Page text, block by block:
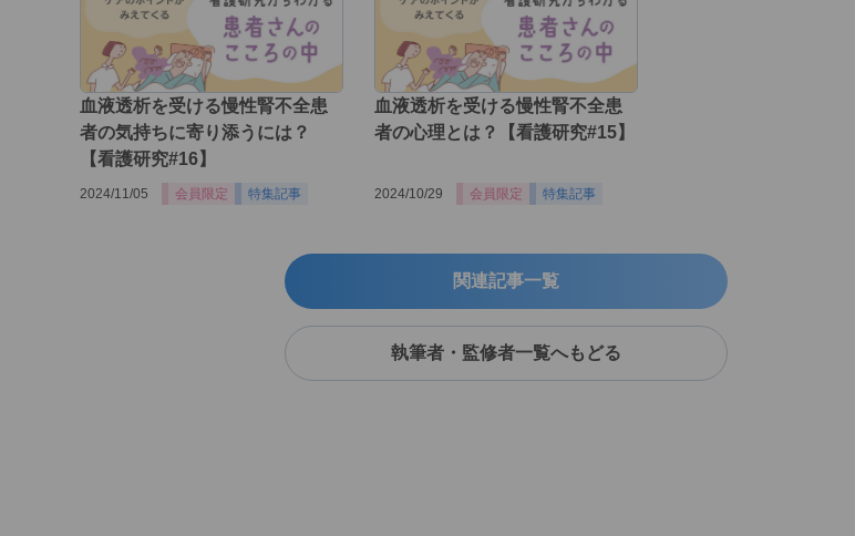
血液透析を受ける慢性腎不全患
者の気持ちに寄り添うには？
【看護研究#16】
2024/11/05 会員限定 特集記事
血液透析を受ける慢性腎不全患
者の心理とは？【看護研究#15】
2024/10/29 会員限定 特集記事
関連記事一覧
執筆者・監修者一覧へもどる